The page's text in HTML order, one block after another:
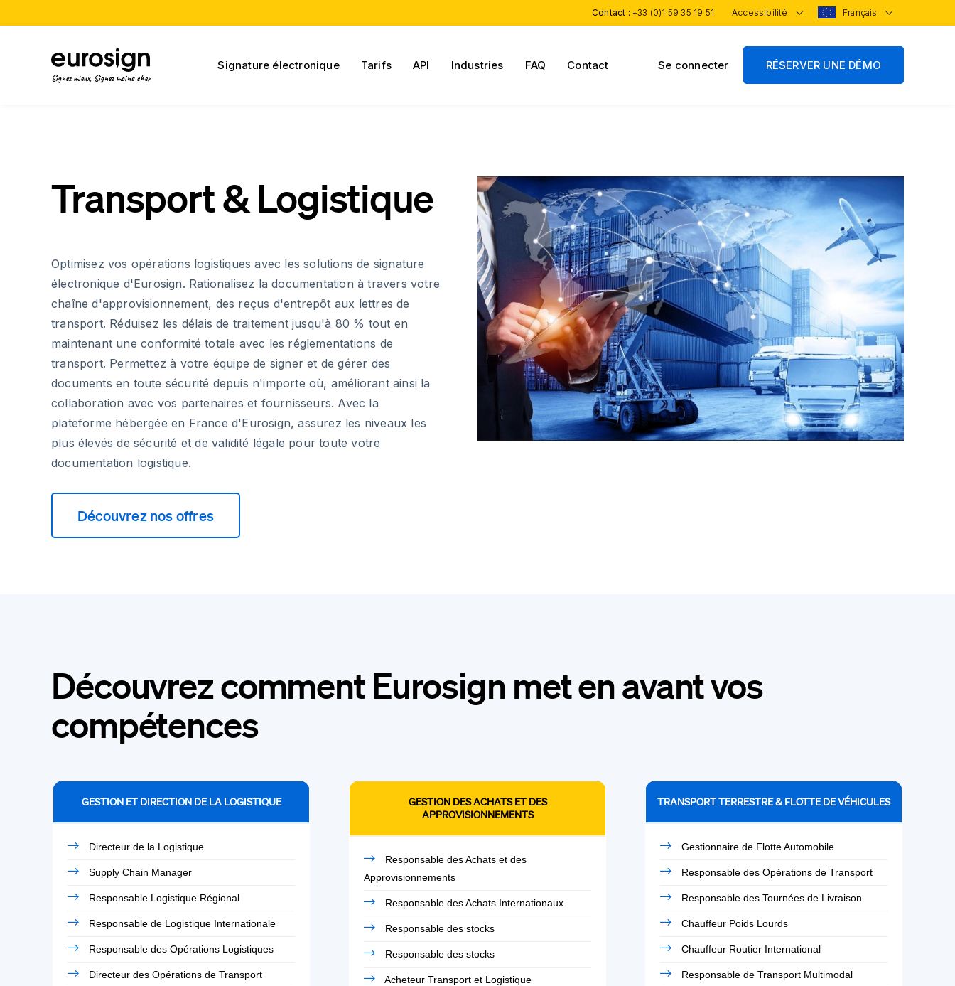
Contact : +33 (0)1 59 35 19 51 Accessibilité Français
Signez mieux, Signez moins cher
Signature électronique Tarifs API Industries FAQ Contact Se connecter RÉSERVER UNE DÉMO
Transport & Logistique
Optimisez vos opérations logistiques avec les solutions de signature
électronique d'Eurosign. Rationalisez la documentation à travers votre
chaîne d'approvisionnement, des reçus d'entrepôt aux lettres de
transport. Réduisez les délais de traitement jusqu'à 80 % tout en
maintenant une conformité totale avec les réglementations de
transport. Permettez à votre équipe de signer et de gérer des
documents en toute sécurité depuis n'importe où, améliorant ainsi la
collaboration avec vos partenaires et fournisseurs. Avec la
plateforme hébergée en France d'Eurosign, assurez les niveaux les
plus élevés de sécurité et de validité légale pour toute votre
documentation logistique.
Découvrez nos offres
Découvrez comment Eurosign met en avant vos
compétences
GESTION ET DIRECTION DE LA LOGISTIQUE
Directeur de la Logistique
Supply Chain Manager
Responsable Logistique Régional
Responsable de Logistique Internationale
Responsable des Opérations Logistiques
Directeur des Opérations de Transport
GESTION DES ACHATS ET DES
APPROVISIONNEMENTS
Responsable des Achats et des
Approvisionnements
Responsable des Achats Internationaux
Responsable des stocks
Responsable des stocks
Acheteur Transport et Logistique
TRANSPORT TERRESTRE & FLOTTE DE VÉHICULES
Gestionnaire de Flotte Automobile
Responsable des Opérations de Transport
Responsable des Tournées de Livraison
Chauffeur Poids Lourds
Chauffeur Routier International
Responsable de Transport Multimodal